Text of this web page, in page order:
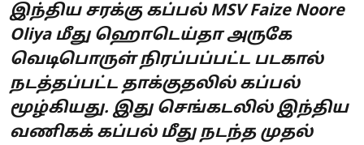
இந்திய சரக்கு கப்பல் MSV Faize Noore
Oliya மீது ஹொடெய்தா அருகே
வெடிபொருள் நிரப்பப்பட்ட படகால்
நடத்தப்பட்ட தாக்குதலில் கப்பல்
மூழ்கியது. இது செங்கடலில் இந்திய
வணிகக் கப்பல் மீது நடந்த முதல்